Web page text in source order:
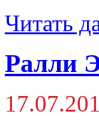
Читать
Ралли